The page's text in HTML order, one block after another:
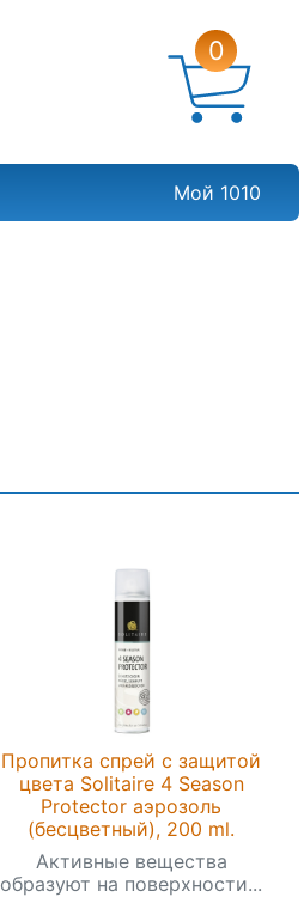
0
Мой 1010
Пропитка спрей с защитой
цвета Solitaire 4 Season
Protector аэрозоль
(бесцветный), 200 ml.
Активные вещества
образуют на поверхности...